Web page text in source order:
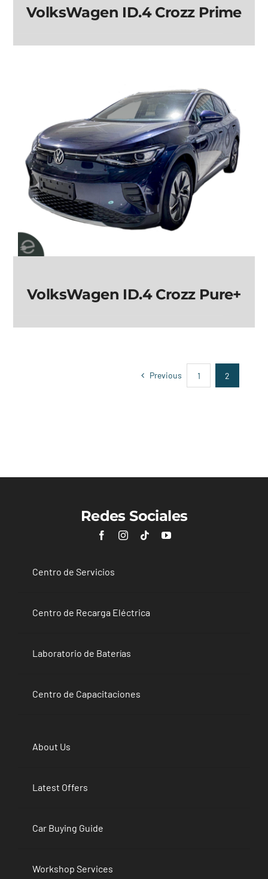
VolksWagen ID.4 Crozz Prime
Crozz Pure+
VolksWagen ID.4 Crozz Pure+
Previous 1 2
Redes Sociales
Centro de Servicios
Centro de Recarga Eléctrica
Laboratorio de Baterías
Centro de Capacitaciones
About Us
Latest Offers
Car Buying Guide
Workshop Services